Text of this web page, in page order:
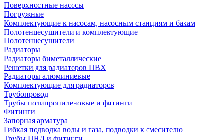
Поверхностные насосы
Погружные
Комплектующие к насосам, насосным станциям и бакам
Полотенцесушители и комплектующие
Полотенцесушители
Радиаторы
Радиаторы биметаллические
Решетки для радиаторов ПВХ
Радиаторы алюминиевые
Комплектующие для радиаторов
Трубопровод
Трубы полипропиленовые и фитинги
Фитинги
Запорная арматура
Гибкая подводка воды и газа, подводки к смесителю
Трубы ПНД и фитинги